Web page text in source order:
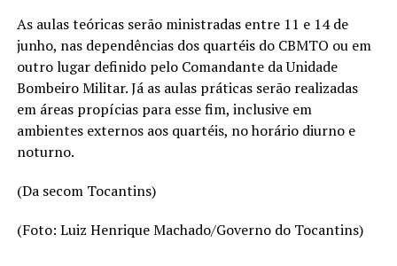
As aulas teóricas serão ministradas entre 11 e 14 de
junho, nas dependências dos quartéis do CBMTO ou em
outro lugar definido pelo Comandante da Unidade
Bombeiro Militar. Já as aulas práticas serão realizadas
em áreas propícias para esse fim, inclusive em
ambientes externos aos quartéis, no horário diurno e
noturno.
(Da secom Tocantins)
(Foto: Luiz Henrique Machado/Governo do Tocantins)